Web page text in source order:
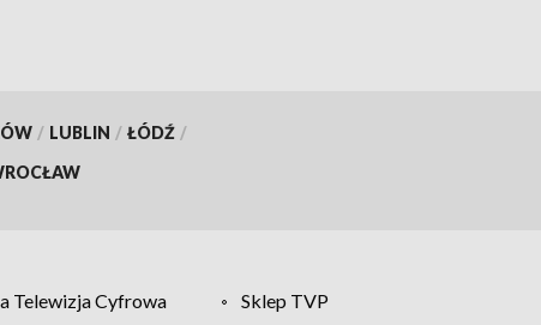
/ LUBLIN / ŁÓDŹ /
Telewizja Cyfrowa
Sklep TVP